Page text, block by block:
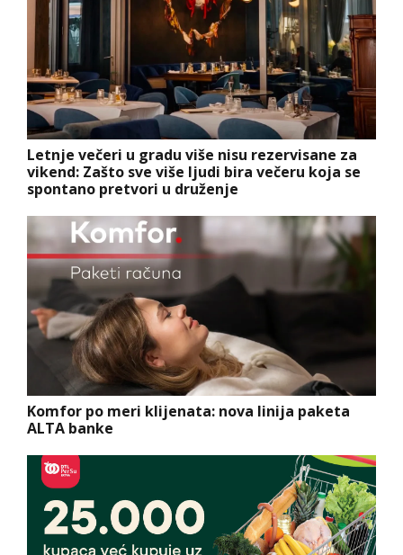
Letnje večeri u gradu više nisu rezervisane za
vikend: Zašto sve više ljudi bira večeru koja se
spontano pretvori u druženje
Komfor po meri klijenata: nova linija paketa
ALTA banke